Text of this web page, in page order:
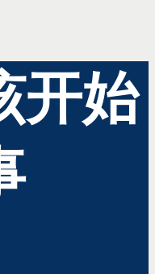
开始